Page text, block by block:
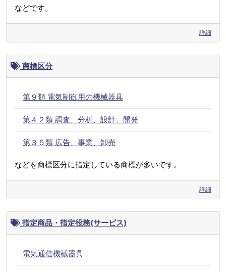
などです。
詳細
商標区分
第９類 電気制御用の機械器具
第４２類 調査、分析、設計、開発
第３５類 広告、事業、卸売
などを商標区分に指定している商標が多いです。
詳細
指定商品・指定役務(サービス)
電気通信機械器具